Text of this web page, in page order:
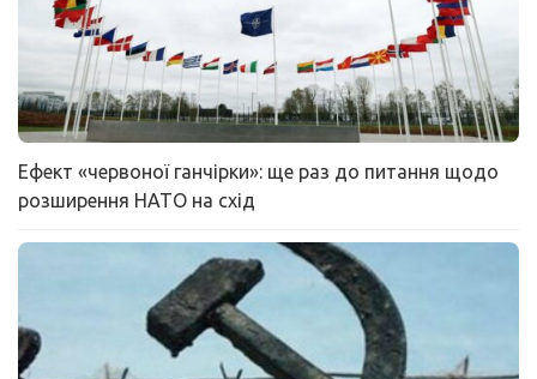
Ефект «червоної ганчірки»: ще раз до питання щодо
розширення НАТО на схід